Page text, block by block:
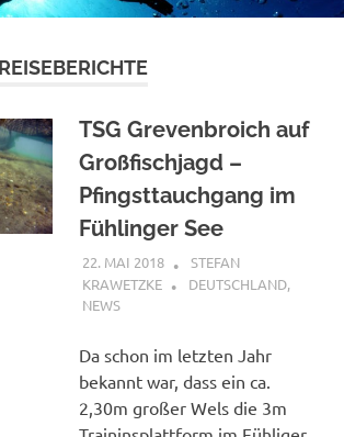
REISEBERICHTE
TSG Grevenbroich auf
Großfischjagd –
Pfingsttauchgang im
Fühlinger See
22. MAI 2018
STEFAN
KRAWETZKE
DEUTSCHLAND,
NEWS
Da schon im letzten Jahr
bekannt war, dass ein ca.
2,30m großer Wels die 3m